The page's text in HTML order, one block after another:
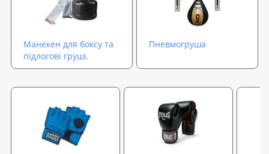
Манекен для боксу та
підлогові груші.
Пневмогруша